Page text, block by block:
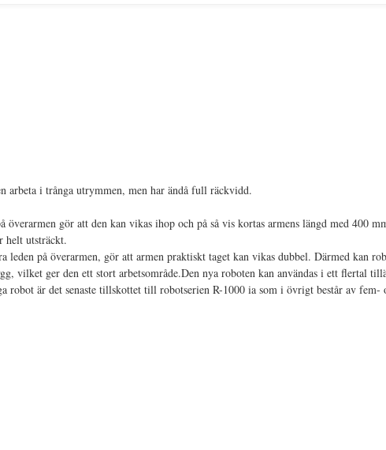
gör att den kan vikas ihop och på så vis kortas armens längd med 400
helt utsträckt.
på överarmen, gör att armen praktiskt taget kan vikas dubbel. Därmed kan
vilket ger den ett stort arbetsområde.Den nya roboten kan användas i ett flertal
är det senaste tillskottet till robotserien R-1000 ia som i övrigt består av fem-